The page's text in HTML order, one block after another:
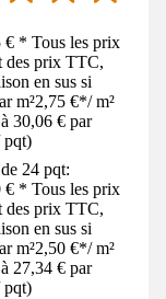
* Tous les prix
des prix TTC,
en sus si
m²2,75 €*/ m²
30,06 € par
pqt)
24 pqt:
* Tous les prix
des prix TTC,
en sus si
m²2,50 €*/ m²
27,34 € par
pqt)